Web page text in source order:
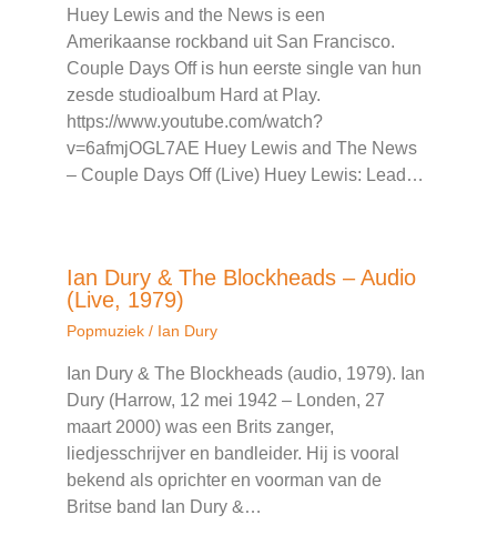
Huey Lewis and the News is een
Amerikaanse rockband uit San Francisco.
Couple Days Off is hun eerste single van hun
zesde studioalbum Hard at Play.
https://www.youtube.com/watch?
v=6afmjOGL7AE Huey Lewis and The News
– Couple Days Off (Live) Huey Lewis: Lead…
Ian Dury & The Blockheads – Audio
(Live, 1979)
Popmuziek / Ian Dury
Ian Dury & The Blockheads (audio, 1979). Ian
Dury (Harrow, 12 mei 1942 – Londen, 27
maart 2000) was een Brits zanger,
liedjesschrijver en bandleider. Hij is vooral
bekend als oprichter en voorman van de
Britse band Ian Dury &…